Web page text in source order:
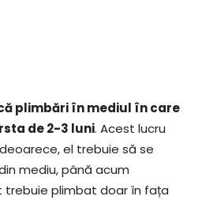
plimbări în mediul în care
de 2-3 luni. Acest lucru
el trebuie să se
mediu, până acum
trebuie plimbat doar în fața